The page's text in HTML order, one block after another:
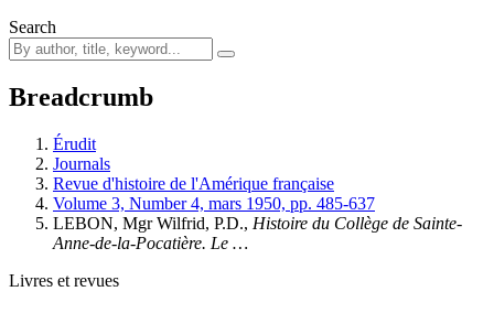
Search
Breadcrumb
Érudit
Journals
Revue d'histoire de l'Amérique française
Volume 3, Number 4, mars 1950, pp. 485-637
LEBON, Mgr Wilfrid, P.D., Histoire du Collège de Sainte-
Anne-de-la-Pocatière. Le …
Livres et revues